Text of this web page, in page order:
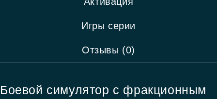
Игры серии
Отзывы (0)
Боевой симулятор с фракционным